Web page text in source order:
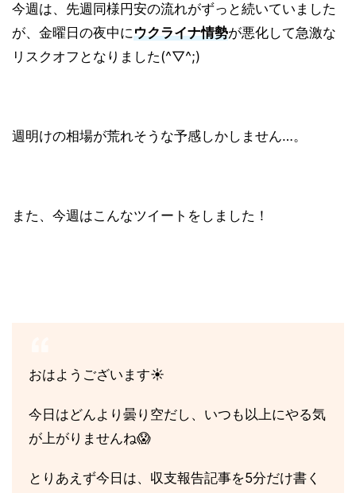
今週は、先週同様円安の流れがずっと続いていました
が、金曜日の夜中にウクライナ情勢が悪化して急激な
リスクオフとなりました(^▽^;)
週明けの相場が荒れそうな予感しかしません…。
また、今週はこんなツイートをしました！
おはようございます☀️
今日はどんより曇り空だし、いつも以上にやる気
が上がりませんね😱
とりあえず今日は、収支報告記事を5分だけ書く